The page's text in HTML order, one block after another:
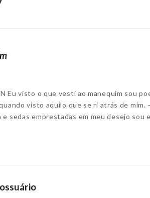
visto o que vesti ao manequim sou
visto aquilo que se ri atrás de mim.
sedas emprestadas em meu desejo sou